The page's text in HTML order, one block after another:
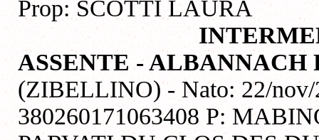
Prop: SCOTTI LAURA
ASSENTE - ALBANNACH
(ZIBELLINO) - Nato: 22/
380260171063408 P: